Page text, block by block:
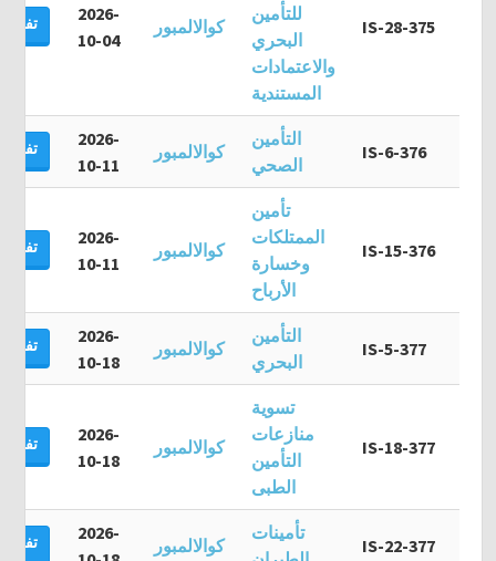
IS-28-375
للتأمين
البحري
والاعتمادات
المستندية
كوالالمبور
2026-
10-04
IS-6-376
التأمين
الصحي
كوالالمبور
2026-
10-11
IS-15-376
تأمين
الممتلكات
وخسارة
الأرباح
كوالالمبور
2026-
10-11
IS-5-377
التأمين
البحري
كوالالمبور
2026-
10-18
IS-18-377
تسوية
منازعات
التأمين
الطبى
كوالالمبور
2026-
10-18
IS-22-377
تأمينات
كوالالمبور
2026-